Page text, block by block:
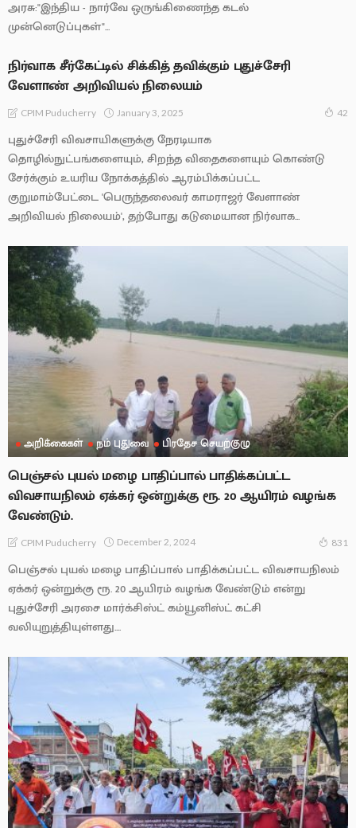
அரசு:"இந்திய - நார்வே ஒருங்கிணைந்த கடல்
முன்னெடுப்புகள்"...
நிர்வாக சீர்கேட்டில் சிக்கித் தவிக்கும் புதுச்சேரி
வேளாண் அறிவியல் நிலையம்
CPIM Puducherry January 3, 2025 42
புதுச்சேரி விவசாயிகளுக்கு நேரடியாக
தொழில்நுட்பங்களையும், சிறந்த விதைகளையும் கொண்டு
சேர்க்கும் உயரிய நோக்கத்தில் ஆரம்பிக்கப்பட்ட
குறுமாம்பேட்டை 'பெருந்தலைவர் காமராஜர் வேளாண்
அறிவியல் நிலையம்', தற்போது கடுமையான நிர்வாக...
அறிக்கைகள் நம் புதுவை பிரதேச செயற்குழு
பெஞ்சல் புயல் மழை பாதிப்பால் பாதிக்கப்பட்ட
விவசாயநிலம் ஏக்கர் ஒன்றுக்கு ரூ. 20 ஆயிரம் வழங்க
வேண்டும்.
CPIM Puducherry December 2, 2024 831
பெஞ்சல் புயல் மழை பாதிப்பால் பாதிக்கப்பட்ட விவசாயநிலம்
ஏக்கர் ஒன்றுக்கு ரூ. 20 ஆயிரம் வழங்க வேண்டும் என்று
புதுச்சேரி அரசை மார்க்சிஸ்ட் கம்யூனிஸ்ட் கட்சி
வலியுறுத்தியுள்ளது....